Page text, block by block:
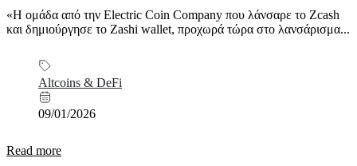
«Η ομάδα από την Electric Coin Company που λάνσαρε το Zcash
και δημιούργησε το Zashi wallet, προχωρά τώρα στο λανσάρισμα...
Altcoins & DeFi
09/01/2026
Read more